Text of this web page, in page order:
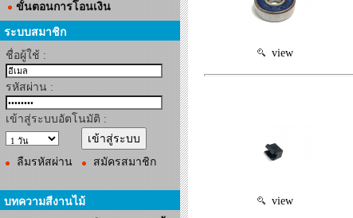
ขั้นตอนการโอนเงิน
ระบบสมาชิก
ชื่อผู้ใช้ :
รหัสผ่าน :
เข้าสู่ระบบอัตโนมัติ :
ลืมรหัสผ่าน สมัครสมาชิก
บทความสีงานไม้
view
view